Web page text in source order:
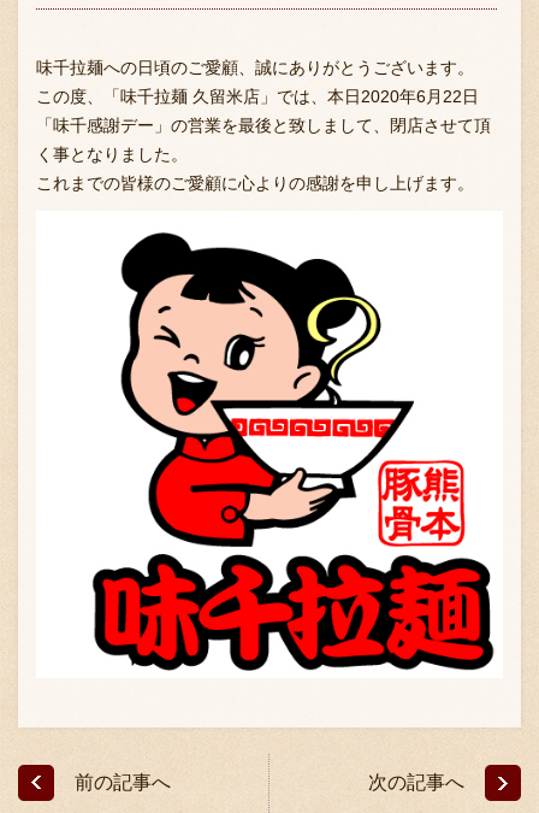
味千の取り組み
ブランド一覧
FC加盟店募集
会社案内
お知らせ
味千拉麺への日頃のご愛顧、誠にありがとうございます。
この度、「味千拉麺 久留米店」では、本日2020年6月22日
「味千感謝デー」の営業を最後と致しまして、閉店させて頂
く事となりました。
これまでの皆様のご愛顧に心よりの感謝を申し上げます。
前の記事へ 次の記事へ